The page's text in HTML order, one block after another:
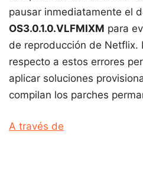
pausar inmediatamente el
OS3.0.1.0.VLFMIXM para
de reproducción de Netflix.
respecto a estos errores
aplicar soluciones
compilan los parches
A través de